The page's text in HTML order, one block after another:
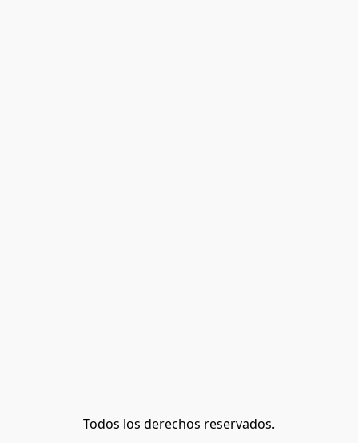
Todos los derechos reservados.